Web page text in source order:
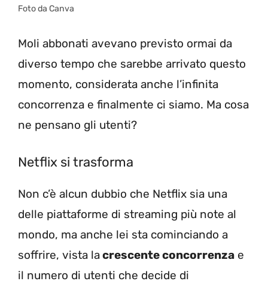
Foto da Canva
Moli abbonati avevano previsto ormai da
diverso tempo che sarebbe arrivato questo
momento, considerata anche l’infinita
concorrenza e finalmente ci siamo. Ma cosa
ne pensano gli utenti?
Netflix si trasforma
Non c’è alcun dubbio che Netflix sia una
delle piattaforme di streaming più note al
mondo, ma anche lei sta cominciando a
soffrire, vista lacrescente concorrenza e
il numero di utenti che decide di